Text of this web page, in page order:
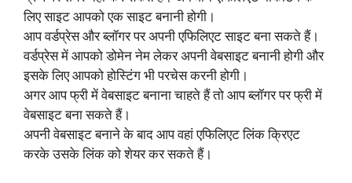
लिए साइट आपको एक साइट बनानी होगी।
आप वर्डप्रेस और ब्लॉगर पर अपनी एफिलिएट साइट बना सकते हैं।
वर्डप्रेस में आपको डोमेन नेम लेकर अपनी वेबसाइट बनानी होगी और
इसके लिए आपको होस्टिंग भी परचेस करनी होगी।
अगर आप फ्री में वेबसाइट बनाना चाहते हैं तो आप ब्लॉगर पर फ्री में
वेबसाइट बना सकते हैं।
अपनी वेबसाइट बनाने के बाद आप वहां एफिलिएट लिंक क्रिएट
करके उसके लिंक को शेयर कर सकते हैं।